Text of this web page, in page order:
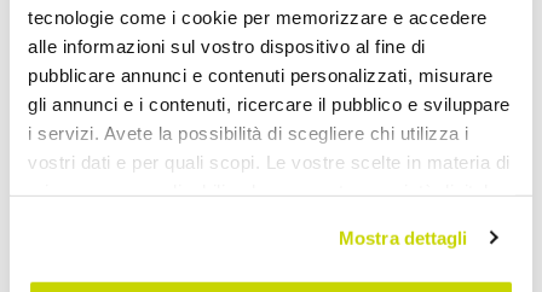
tecnologie come i cookie per memorizzare e accedere
alle informazioni sul vostro dispositivo al fine di
pubblicare annunci e contenuti personalizzati, misurare
gli annunci e i contenuti, ricercare il pubblico e sviluppare
i servizi. Avete la possibilità di scegliere chi utilizza i
vostri dati e per quali scopi. Le vostre scelte in materia di
modificare o revocare il proprio consenso in qualsiasi
momento dalla Dichiarazione sui cookie o facendo clic
Mostra dettagli